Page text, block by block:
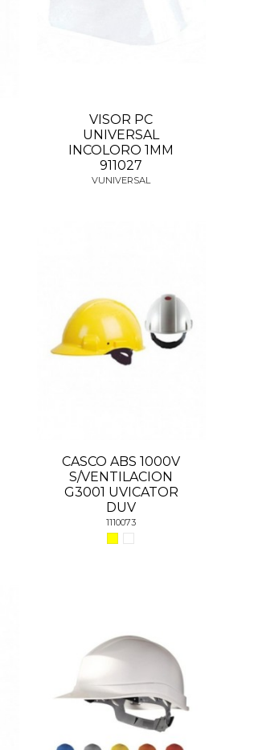
VISOR PC
UNIVERSAL
INCOLORO 1MM
911027
VUNIVERSAL
CASCO ABS 1000V
S/VENTILACION
G3001 UVICATOR
DUV
1110073